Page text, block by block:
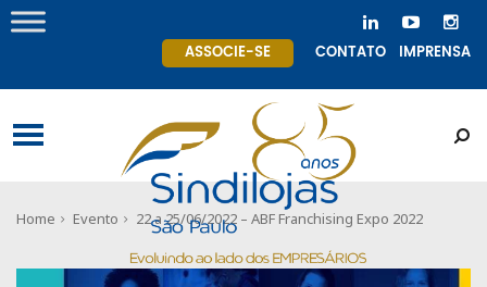
ASSOCIE-SE CONTATO IMPRENSA
Home Evento 22 a 25/06/2022 – ABF Franchising Expo 2022